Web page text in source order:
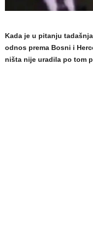
Kada je u pitanju
odnos prema Bosni i
ništa nije uradila po tom